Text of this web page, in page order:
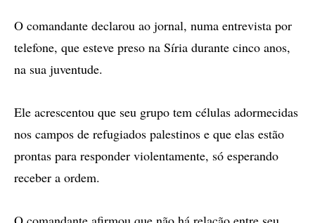
O comandante declarou ao jornal, numa entrevista por
telefone, que esteve preso na Síria durante cinco anos,
na sua juventude.
Ele acrescentou que seu grupo tem células adormecidas
nos campos de refugiados palestinos e que elas estão
prontas para responder violentamente, só esperando
receber a ordem.